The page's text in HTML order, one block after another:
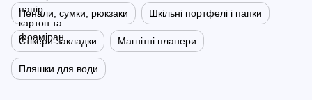
Пенали, сумки, рюкзаки Шкільні портфелі і папки
Стікери-закладки Магнітні планери
Пляшки для води